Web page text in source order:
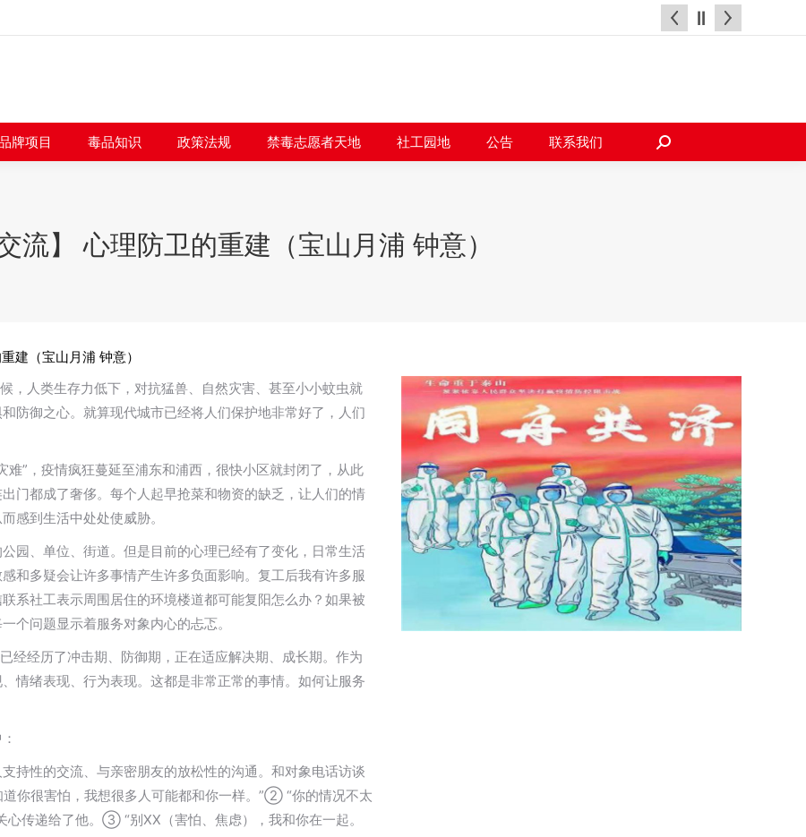
牌项目 毒品知识 政策法规 禁毒志愿者天地 社工园地 公告 联系我们
搜
流】 心理防卫的重建（宝山月浦 钟意）
建（宝山月浦 钟意）
，人类生存力低下，对抗猛兽、自然灾害、甚至小小蚊虫就
防御之心。就算现代城市已经将人们保护地非常好了，人们
”，疫情疯狂蔓延至浦东和浦西，很快小区就封闭了，从此
门都成了奢侈。每个人起早抢菜和物资的缺乏，让人们的情
感到生活中处处使威胁。
园、单位、街道。但是目前的心理已经有了变化，日常生活
和多疑会让许多事情产生许多负面影响。复工后我有许多服
系社工表示周围居住的环境楼道都可能复阳怎么办？如果被
个问题显示着服务对象内心的忐忑。
经经历了冲击期、防御期，正在适应解决期、成长期。作为
情绪表现、行为表现。这都是非常正常的事情。如何让服务
持性的交流、与亲密朋友的放松性的沟通。和对象电话访谈
你很害怕，我想很多人可能都和你一样。”② “你的情况不太
传递给了他。③ “别XX（害怕、焦虑），我和你在一起。
快讯 品牌项目 毒品知识 政策法规 禁毒志愿者天地 社工园地 公告 联系我们
搜